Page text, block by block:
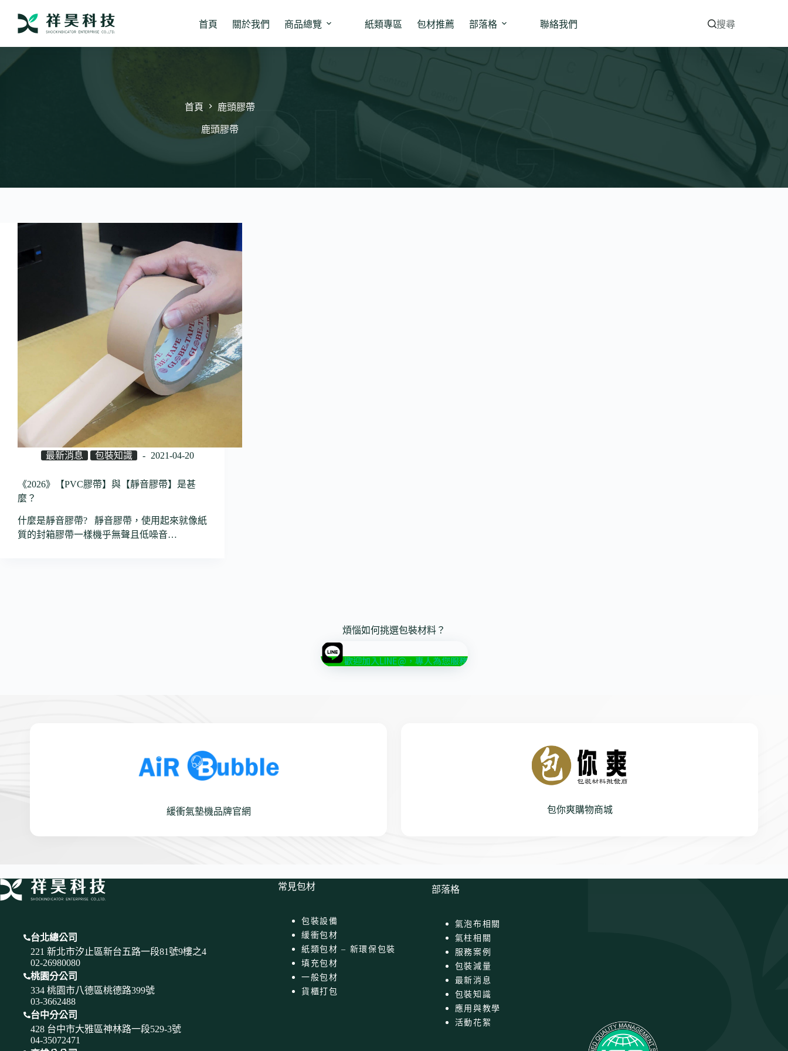
要
容
首頁 關於我們 商品總覽 紙類專區 包材推薦 部落格 聯絡我們 搜尋
首頁 鹿頭膠帶
鹿頭膠帶
最新消息 包裝知識 2021-04-20
《2026》【PVC膠帶】與【靜音膠帶】是甚
麼？
什麼是靜音膠帶? 靜音膠帶，使用起來就像紙
質的封箱膠帶一樣機乎無聲且低噪音…
煩惱如何挑選包裝材料？
歡迎加入LINE@，專人為您服務
緩衝氣墊機品牌官網 包你爽購物商城
台北總公司
221 新北市汐止區新台五路一段81號9樓之4
02-26980080
桃園分公司
334 桃園市八德區桃德路399號
03-3662488
台中分公司
428 台中市大雅區神林路一段529-3號
04-35072471
常見包材
包裝設備
緩衝包材
紙類包材 – 新環保包裝
填充包材
一般包材
貨櫃打包
部落格
氣泡布相關
氣柱相關
服務案例
包裝減量
最新消息
包裝知識
應用與教學
活動花絮